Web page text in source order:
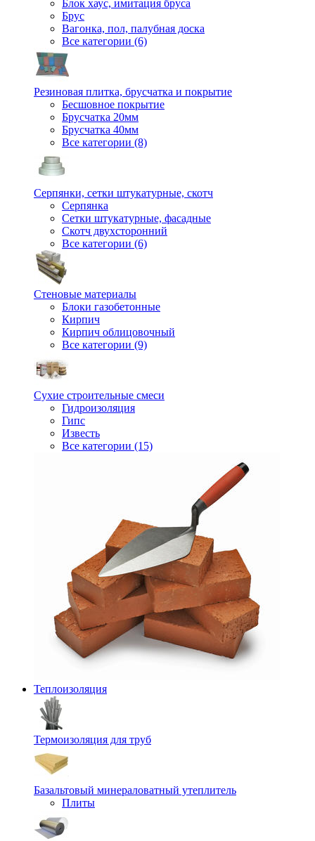
Блок хаус, имитация бруса
Брус
Вагонка, пол, палубная доска
Все категории (6)
Резиновая плитка, брусчатка и покрытие
Бесшовное покрытие
Брусчатка 20мм
Брусчатка 40мм
Все категории (8)
Серпянки, сетки штукатурные, скотч
Серпянка
Сетки штукатурные, фасадные
Скотч двухсторонний
Все категории (6)
Стеновые материалы
Блоки газобетонные
Кирпич
Кирпич облицовочный
Все категории (9)
Сухие строительные смеси
Гидроизоляция
Гипс
Известь
Все категории (15)
Теплоизоляция
Термоизоляция для труб
Базальтовый минераловатный утеплитель
Плиты